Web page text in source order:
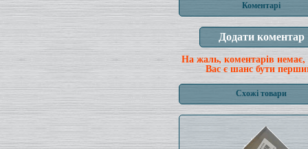
Коментарі
На жаль, коментарів немає,
Вас є шанс бути
Схожі товари